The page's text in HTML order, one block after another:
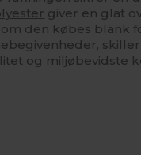
giver en glat
den købes blank
skiller
og miljøbevidste